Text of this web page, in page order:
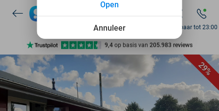
7 dagen per week beschikbaar
10+ miljoen leden
9,4 op basis van 205.983 reviews
Ontdek 15.000+ deals
7 dagen per week beschikbaar
10+ miljoen leden
Bereikbaar tot 23:00
29%
Annuleer
Open